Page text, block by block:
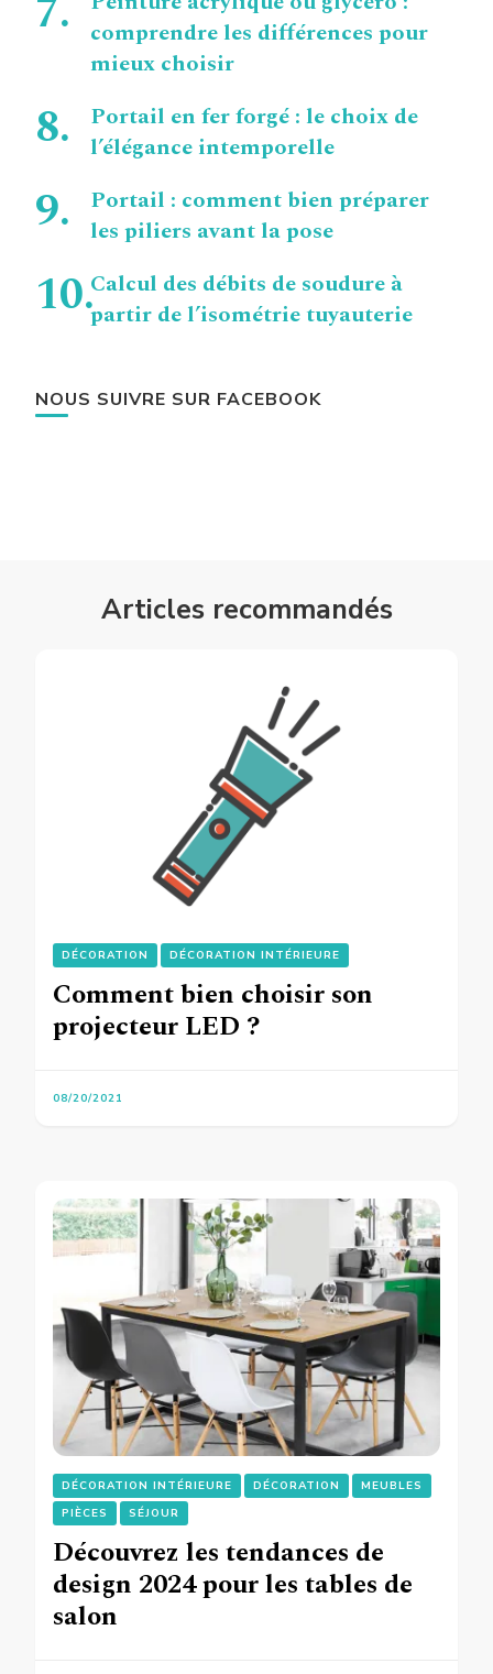
comprendre les différences pour
mieux choisir
Portail en fer forgé : le choix de
l’élégance intemporelle
Portail : comment bien préparer
les piliers avant la pose
Calcul des débits de soudure à
partir de l’isométrie tuyauterie
NOUS SUIVRE SUR FACEBOOK
Articles recommandés
DÉCORATION DÉCORATION INTÉRIEURE
Comment bien choisir son
projecteur LED ?
08/20/2021
DÉCORATION INTÉRIEURE DÉCORATION
MEUBLES
PIÈCES
SÉJOUR
Découvrez les tendances de
design 2024 pour les tables de
salon